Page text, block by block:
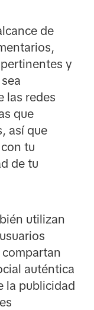
de
y
las redes
que
así que
tu
de tu
utilizan
auténtica
la publicidad